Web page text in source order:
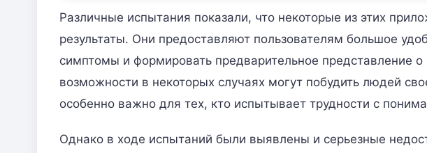
Различные испытания показали, что некоторые из этих
результаты. Они предоставляют пользователям большое
симптомы и формировать предварительное представление
возможности в некоторых случаях могут побудить людей
особенно важно для тех, кто испытывает трудности с
Однако в ходе испытаний были выявлены и серьезные